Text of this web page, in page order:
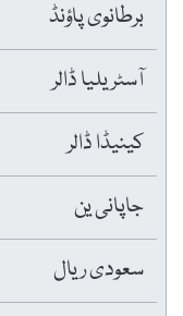
برطانوی پاؤنڈ
آسٹریلیا ڈالر
کینیڈا ڈالر
جاپانی ین
سعودی ریال